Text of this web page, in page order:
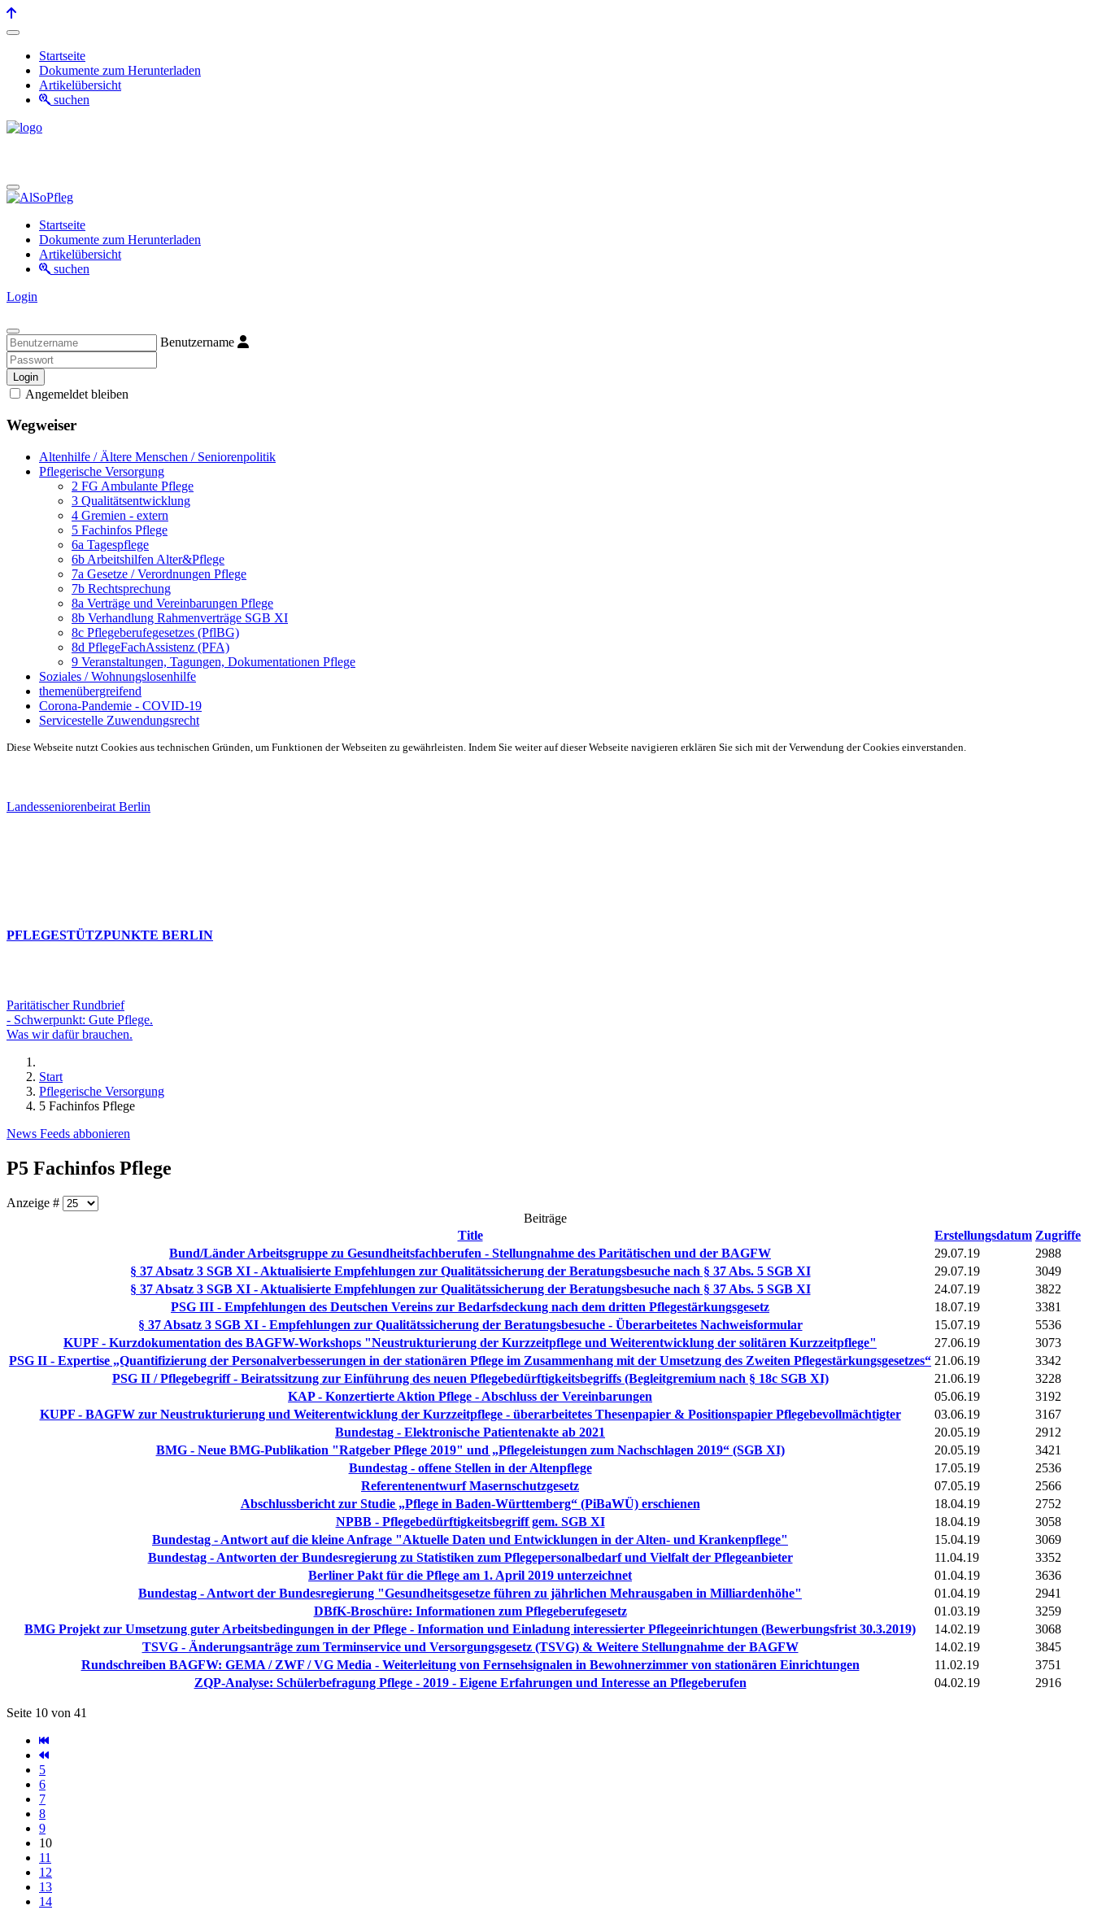
Startseite
Dokumente zum Herunterladen
Artikelübersicht
suchen
Startseite
Dokumente zum Herunterladen
Artikelübersicht
suchen
Login
Benutzername
Login
Angemeldet bleiben
Wegweiser
Altenhilfe / Ältere Menschen / Seniorenpolitik
Pflegerische Versorgung
2 FG Ambulante Pflege
3 Qualitätsentwicklung
4 Gremien - extern
5 Fachinfos Pflege
6a Tagespflege
6b Arbeitshilfen Alter&Pflege
7a Gesetze / Verordnungen Pflege
7b Rechtsprechung
8a Verträge und Vereinbarungen Pflege
8b Verhandlung Rahmenverträge SGB XI
8c Pflegeberufegesetzes (PflBG)
8d PflegeFachAssistenz (PFA)
9 Veranstaltungen, Tagungen, Dokumentationen Pflege
Soziales / Wohnungslosenhilfe
themenübergreifend
Corona-Pandemie - COVID-19
Servicestelle Zuwendungsrecht
Diese Webseite nutzt Cookies aus technischen Gründen, um Funktionen der Webseiten zu gewährleisten. Indem Sie weiter auf dieser Webseite navigieren erklären Sie sich mit der Verwendung der Cookies einverstanden.
Landesseniorenbeirat Berlin
PFLEGESTÜTZPUNKTE BERLIN
Paritätischer Rundbrief
- Schwerpunkt: Gute Pflege.
Was wir dafür brauchen.
Start
Pflegerische Versorgung
5 Fachinfos Pflege
News Feeds abbonieren
P5 Fachinfos Pflege
Anzeige #
Beiträge
Title
Erstellungsdatum Zugriffe
Bund/Länder Arbeitsgruppe zu Gesundheitsfachberufen - Stellungnahme des Paritätischen und der BAGFW
29.07.19
2988
§ 37 Absatz 3 SGB XI - Aktualisierte Empfehlungen zur Qualitätssicherung der Beratungsbesuche nach § 37 Abs. 5 SGB XI
29.07.19
3049
§ 37 Absatz 3 SGB XI - Aktualisierte Empfehlungen zur Qualitätssicherung der Beratungsbesuche nach § 37 Abs. 5 SGB XI
24.07.19
3822
PSG III - Empfehlungen des Deutschen Vereins zur Bedarfsdeckung nach dem dritten Pflegestärkungsgesetz
18.07.19
3381
§ 37 Absatz 3 SGB XI - Empfehlungen zur Qualitätssicherung der Beratungsbesuche - Überarbeitetes Nachweisformular
15.07.19
5536
KUPF - Kurzdokumentation des BAGFW-Workshops "Neustrukturierung der Kurzzeitpflege und Weiterentwicklung der solitären Kurzzeitpflege"
27.06.19
3073
PSG II - Expertise „Quantifizierung der Personalverbesserungen in der stationären Pflege im Zusammenhang mit der Umsetzung des Zweiten Pflegestärkungsgesetzes“ 21.06.19
3342
PSG II / Pflegebegriff - Beiratssitzung zur Einführung des neuen Pflegebedürftigkeitsbegriffs (Begleitgremium nach § 18c SGB XI)
21.06.19
3228
KAP - Konzertierte Aktion Pflege - Abschluss der Vereinbarungen
05.06.19
3192
KUPF - BAGFW zur Neustrukturierung und Weiterentwicklung der Kurzzeitpflege - überarbeitetes Thesenpapier & Positionspapier Pflegebevollmächtigter
03.06.19
3167
Bundestag - Elektronische Patientenakte ab 2021
20.05.19
2912
BMG - Neue BMG-Publikation "Ratgeber Pflege 2019" und „Pflegeleistungen zum Nachschlagen 2019“ (SGB XI)
20.05.19
3421
Bundestag - offene Stellen in der Altenpflege
17.05.19
2536
Referentenentwurf Masernschutzgesetz
07.05.19
2566
Abschlussbericht zur Studie „Pflege in Baden-Württemberg“ (PiBaWÜ) erschienen
18.04.19
2752
NPBB - Pflegebedürftigkeitsbegriff gem. SGB XI
18.04.19
3058
Bundestag - Antwort auf die kleine Anfrage "Aktuelle Daten und Entwicklungen in der Alten- und Krankenpflege"
15.04.19
3069
Bundestag - Antworten der Bundesregierung zu Statistiken zum Pflegepersonalbedarf und Vielfalt der Pflegeanbieter
11.04.19
3352
Berliner Pakt für die Pflege am 1. April 2019 unterzeichnet
01.04.19
3636
Bundestag - Antwort der Bundesregierung "Gesundheitsgesetze führen zu jährlichen Mehrausgaben in Milliardenhöhe"
01.04.19
2941
DBfK-Broschüre: Informationen zum Pflegeberufegesetz
01.03.19
3259
BMG Projekt zur Umsetzung guter Arbeitsbedingungen in der Pflege - Information und Einladung interessierter Pflegeeinrichtungen (Bewerbungsfrist 30.3.2019)
14.02.19
3068
TSVG - Änderungsanträge zum Terminservice und Versorgungsgesetz (TSVG) & Weitere Stellungnahme der BAGFW
14.02.19
3845
Rundschreiben BAGFW: GEMA / ZWF / VG Media - Weiterleitung von Fernsehsignalen in Bewohnerzimmer von stationären Einrichtungen
11.02.19
3751
ZQP-Analyse: Schülerbefragung Pflege - 2019 - Eigene Erfahrungen und Interesse an Pflegeberufen
04.02.19 2916
Seite 10 von 41
5
6
7
8
9
10
11
12
13
14